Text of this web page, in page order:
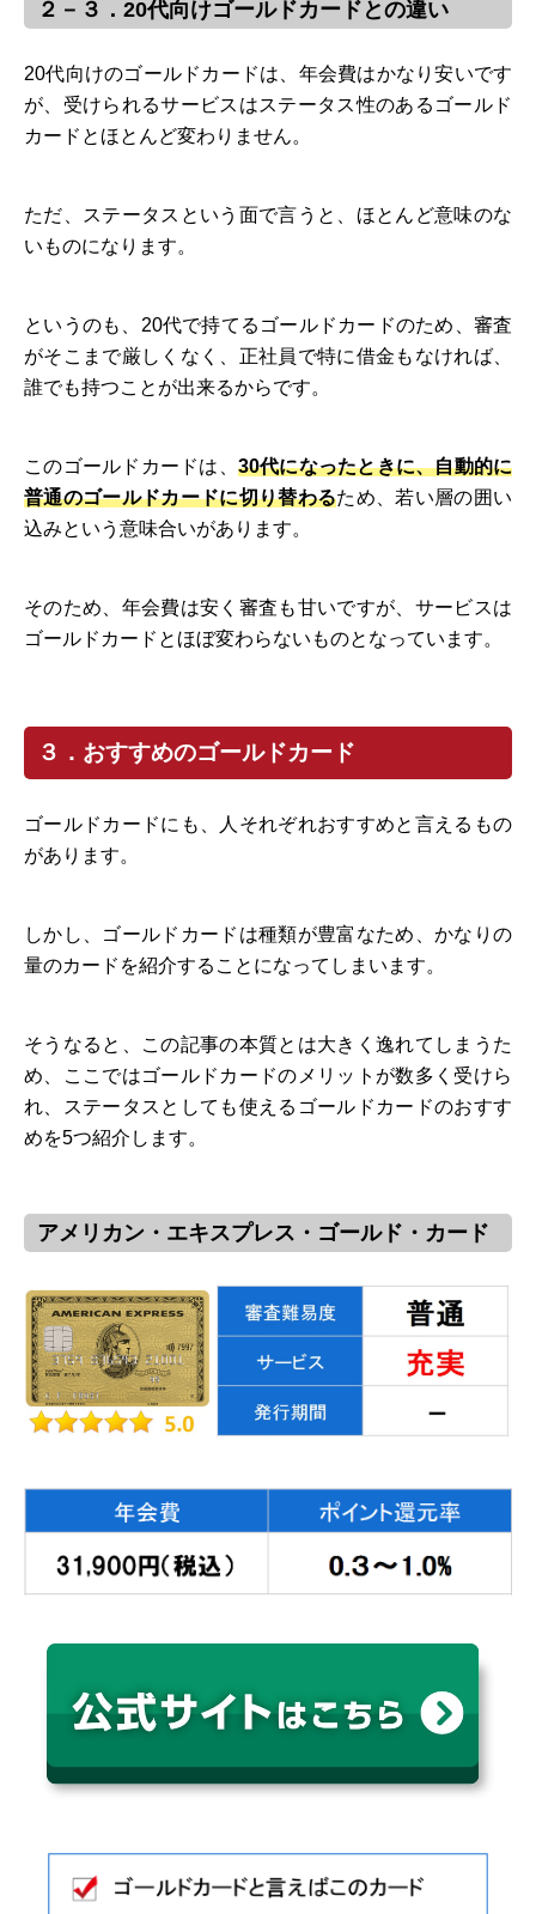
２－３．20代向けゴールドカードとの違い
20代向けのゴールドカードは、年会費はかなり安いです
が、受けられるサービスはステータス性のあるゴールド
カードとほとんど変わりません。
ただ、ステータスという面で言うと、ほとんど意味のな
いものになります。
というのも、20代で持てるゴールドカードのため、審査
がそこまで厳しくなく、正社員で特に借金もなければ、
誰でも持つことが出来るからです。
このゴールドカードは、 30代になったときに、自動的に
普通のゴールドカードに切り替わるため、若い層の囲い
込みという意味合いがあります。
そのため、年会費は安く審査も甘いですが、サービスは
ゴールドカードとほぼ変わらないものとなっています。
３．おすすめのゴールドカード
ゴールドカードにも、人それぞれおすすめと言えるもの
があります。
しかし、ゴールドカードは種類が豊富なため、かなりの
量のカードを紹介することになってしまいます。
そうなると、この記事の本質とは大きく逸れてしまうた
め、ここではゴールドカードのメリットが数多く受けら
れ、ステータスとしても使えるゴールドカードのおすす
めを5つ紹介します。
アメリカン・エキスプレス・ゴールド・カード